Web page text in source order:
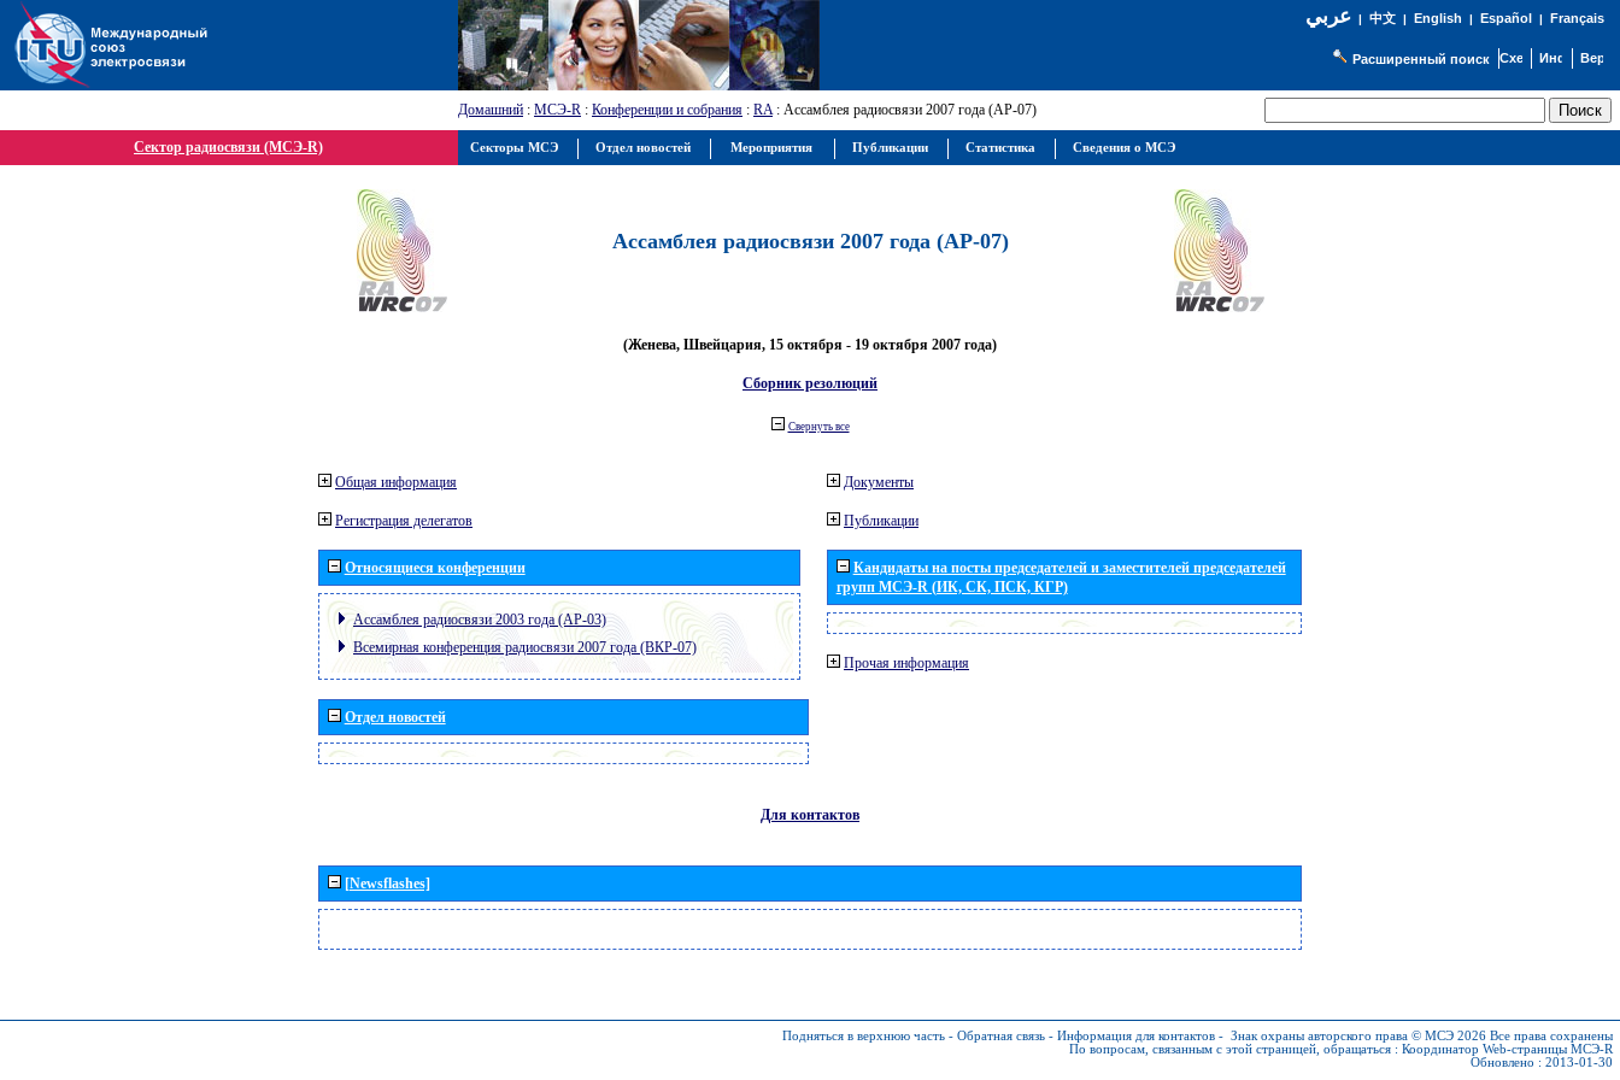
عربي| 中文| English | Español | Français
Расширенный поиск
Домашний : МСЭ-R : Конференции и собрания : RA: Ассамблея радиосвязи 2007 года (АР-07)
Сектор радиосвязи (МСЭ-R)
Ассамблея радиосвязи 2007 года (АР-07)
(Женева, Швейцария, 15 октября - 19 октября 2007 года)
Сборник резолюций
Свернуть все
Общая информация
Регистрация делегатов
Относящиеся конференции
Ассамблея радиосвязи 2003 года (АР-03)
Всемирная конференция радиосвязи 2007 года (ВКР-07)
Отдел новостей
Документы
Публикации
Кандидаты на посты председателей и заместителей председателей
групп МСЭ-R (ИК, СК, ПСК, КГР)
Прочая информация
Для контактов
[Newsflashes]
Подняться в верхнюю часть - Обратная связь - Информация для контактов - Знак охраны авторского права © МСЭ 2026 Все права сохранены
По вопросам, связанным с этой страницей, обращаться : Координатор Web-страницы МСЭ-R
Обновлено : 2013-01-30
Секторы МСЭ Отдел новостей Мероприятия Публикации Статистика Сведения о МСЭ